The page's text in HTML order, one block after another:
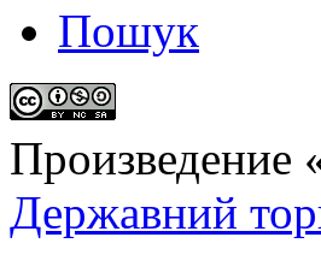
Пошук
Произведение
Державний